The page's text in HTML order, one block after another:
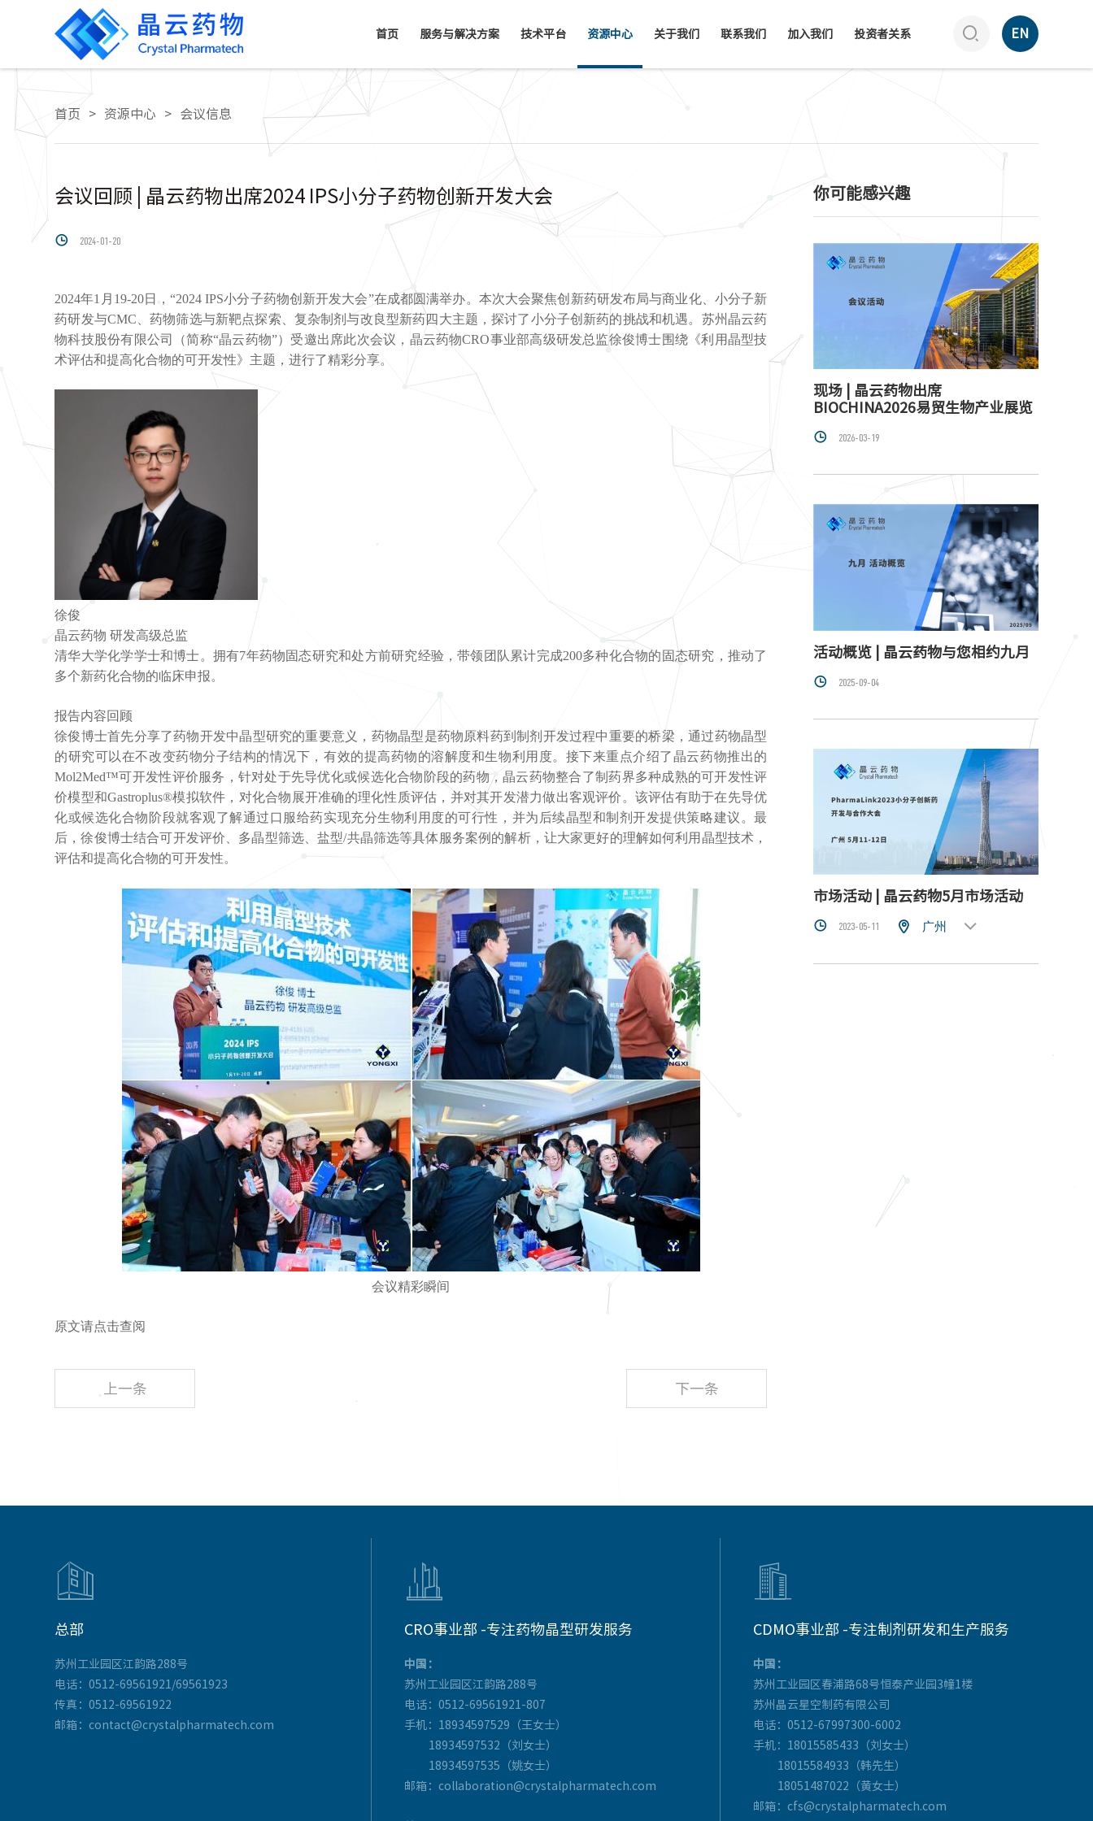
首页 服务与解决方案 技术平台 资源中心 关于我们 联系我们 加入我们 投资者关系  EN
首页 > 资源中心 > 会议信息
会议回顾 | 晶云药物出席2024 IPS小分子药物创新开发大会
 2024-01-20
2024年1月19-20日，“2024 IPS小分子药物创新开发大会”在成都圆满举办。本次大会聚焦创新药研发布局与商业化、小分子新
药研发与CMC、药物筛选与新靶点探索、复杂制剂与改良型新药四大主题，探讨了小分子创新药的挑战和机遇。苏州晶云药
物科技股份有限公司（简称“晶云药物”）受邀出席此次会议，晶云药物CRO事业部高级研发总监徐俊博士围绕《利用晶型技
术评估和提高化合物的可开发性》主题，进行了精彩分享。
徐俊
晶云药物 研发高级总监
清华大学化学学士和博士。拥有7年药物固态研究和处方前研究经验，带领团队累计完成200多种化合物的固态研究，推动了
多个新药化合物的临床申报。
报告内容回顾
徐俊博士首先分享了药物开发中晶型研究的重要意义，药物晶型是药物原料药到制剂开发过程中重要的桥梁，通过药物晶型
的研究可以在不改变药物分子结构的情况下，有效的提高药物的溶解度和生物利用度。接下来重点介绍了晶云药物推出的
Mol2Med™可开发性评价服务，针对处于先导优化或候选化合物阶段的药物，晶云药物整合了制药界多种成熟的可开发性评
价模型和Gastroplus®模拟软件，对化合物展开准确的理化性质评估，并对其开发潜力做出客观评价。该评估有助于在先导优
化或候选化合物阶段就客观了解通过口服给药实现充分生物利用度的可行性，并为后续晶型和制剂开发提供策略建议。最
后，徐俊博士结合可开发评价、多晶型筛选、盐型/共晶筛选等具体服务案例的解析，让大家更好的理解如何利用晶型技术，
评估和提高化合物的可开发性。
会议精彩瞬间
原文请点击查阅
上一条 下一条
你可能感兴趣
现场 | 晶云药物出席
BIOCHINA2026易贸生物产业展览
 2026-03-19
活动概览 | 晶云药物与您相约九月
 2025-09-04
市场活动 | 晶云药物5月市场活动
 2023-05-11  广州 

总部
苏州工业园区江韵路288号
电话：0512-69561921/69561923
传真：0512-69561922
邮箱：contact@crystalpharmatech.com

CRO事业部 -专注药物晶型研发服务
中国：
苏州工业园区江韵路288号
电话：0512-69561921-807
手机：18934597529（王女士）
18934597532（刘女士）
18934597535（姚女士）
邮箱：collaboration@crystalpharmatech.com

CDMO事业部 -专注制剂研发和生产服务
中国：
苏州工业园区春浦路68号恒泰产业园3幢1楼
苏州晶云星空制药有限公司
电话：0512-67997300-6002
手机：18015585433（刘女士）
18015584933（韩先生）
18051487022（黄女士）
邮箱：cfs@crystalpharmatech.com